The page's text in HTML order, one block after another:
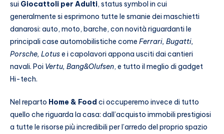
sui Giocattoli per Adulti, status symbol in cui
generalmente si esprimono tutte le smanie dei maschietti
danarosi: auto, moto, barche, con novità riguardanti le
principali case automobilistiche come Ferrari, Bugatti,
Porsche, Lotuse i capolavori appona usciti dai cantieri
navali. Poi Vertu, Bang&Olufsen, e tutto il meglio di gadget
Hi-tech.
Nel reparto Home & Food ci occuperemo invece di tutto
quello che riguarda la casa: dall’acquisto immobili prestigiosi
a tutte le risorse più incredibili per l’arredo del proprio spazio